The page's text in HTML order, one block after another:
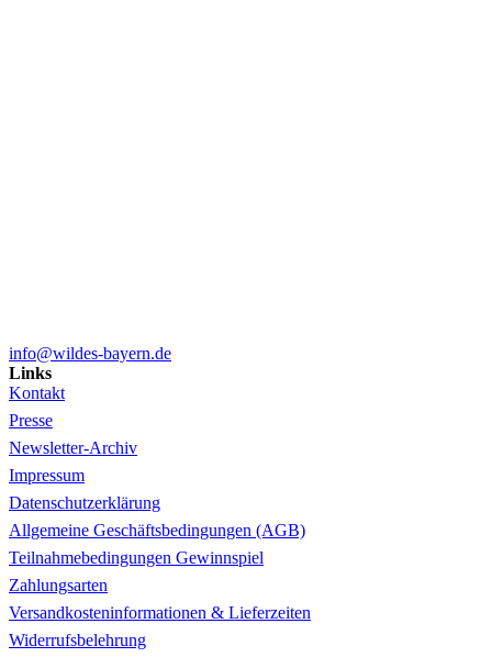
info@wildes-bayern.de
Links
Kontakt
Presse
Newsletter-Archiv
Impressum
Datenschutzerklärung
Allgemeine Geschäftsbedingungen (AGB)
Teilnahmebedingungen Gewinnspiel
Zahlungsarten
Versandkosteninformationen & Lieferzeiten
Widerrufsbelehrung